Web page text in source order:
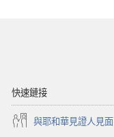
快速鏈接
與耶和華見證人見面